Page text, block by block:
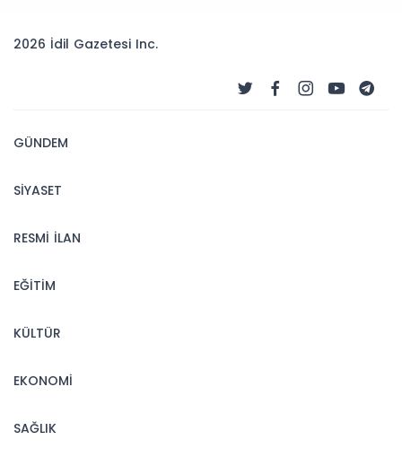
2026 İdil Gazetesi Inc.
GÜNDEM
SİYASET
RESMİ İLAN
EĞİTİM
KÜLTÜR
EKONOMİ
SAĞLIK